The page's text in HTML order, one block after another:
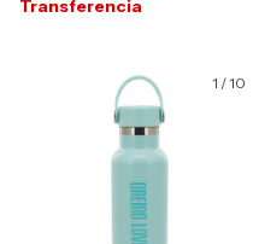
1 /10